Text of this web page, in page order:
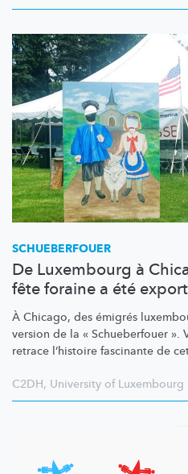
SCHUEBERFOUER
De Luxembourg à
fête foraine a été
À Chicago, des émigrés
version de la « Schueberfouer ».
retrace l’histoire fascinante de
C2DH, University of Luxembourg